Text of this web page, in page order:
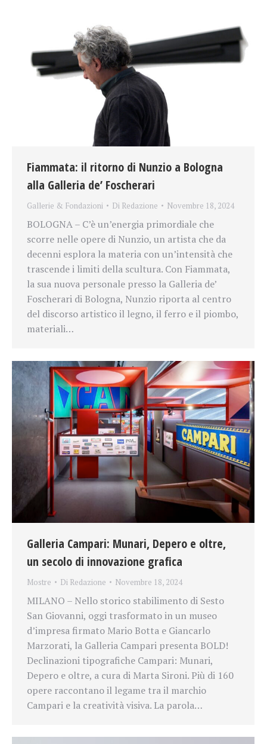
Fiammata: il ritorno di Nunzio a Bologna
alla Galleria de’ Foscherari
Gallerie & Fondazioni Di Redazione Novembre 18, 2024
BOLOGNA – C’è un’energia primordiale che
scorre nelle opere di Nunzio, un artista che da
decenni esplora la materia con un’intensità che
trascende i limiti della scultura. Con Fiammata,
la sua nuova personale presso la Galleria de’
Foscherari di Bologna, Nunzio riporta al centro
del discorso artistico il legno, il ferro e il piombo,
materiali…
Galleria Campari: Munari, Depero e oltre,
un secolo di innovazione grafica
Mostre Di Redazione Novembre 18, 2024
MILANO – Nello storico stabilimento di Sesto
San Giovanni, oggi trasformato in un museo
d’impresa firmato Mario Botta e Giancarlo
Marzorati, la Galleria Campari presenta BOLD!
Declinazioni tipografiche Campari: Munari,
Depero e oltre, a cura di Marta Sironi. Più di 160
opere raccontano il legame tra il marchio
Campari e la creatività visiva. La parola…